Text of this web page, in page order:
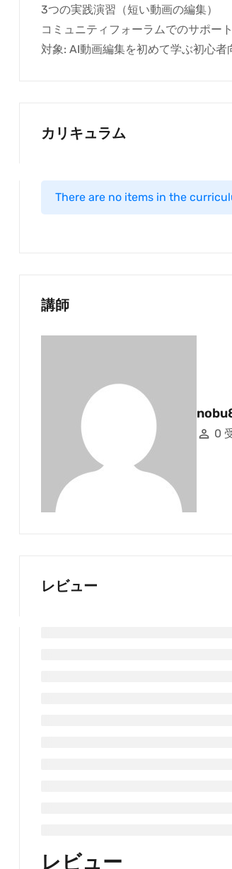
3つの実践演習（短い動画の編集）
コミュニティフォーラムでのサポート
対象: AI動画編集を初めて学ぶ初心
カリキュラム
There are no items in the
講師
0
レビュー
レビュー